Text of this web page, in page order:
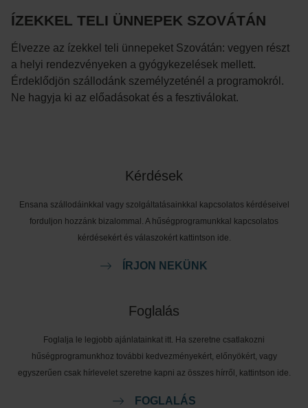
ÍZEKKEL TELI ÜNNEPEK SZOVÁTÁN
Élvezze az ízekkel teli ünnepeket Szovátán: vegyen részt
a helyi rendezvényeken a gyógykezelések mellett.
Érdeklődjön szállodánk személyzeténél a programokról.
Ne hagyja ki az előadásokat és a fesztiválokat.
Kérdések
Ensana szállodáinkkal vagy szolgáltatásainkkal kapcsolatos kérdéseivel
forduljon hozzánk bizalommal. A hűségprogramunkkal kapcsolatos
kérdésekért és válaszokért kattintson ide.
ÍRJON NEKÜNK
Foglalás
Foglalja le legjobb ajánlatainkat itt. Ha szeretne csatlakozni
hűségprogramunkhoz további kedvezményekért, előnyökért, vagy
egyszerűen csak hírlevelet szeretne kapni az összes hírről, kattintson ide.
FOGLALÁS